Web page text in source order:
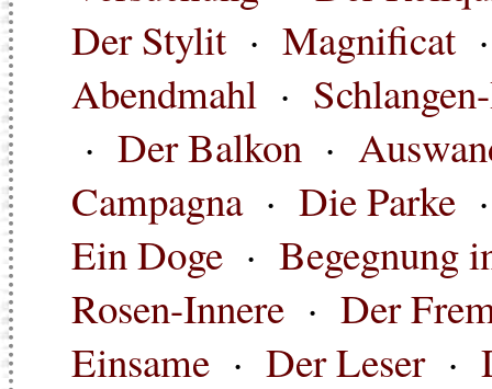
Der Stylit · Magnificat
Abendmahl ·
· Der Balkon ·
Campagna· Die Parke
Ein Doge · Begegnung
Rosen-Innere · Der
Einsame · Der Leser·